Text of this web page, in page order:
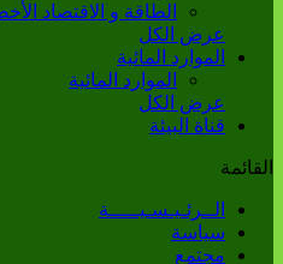
الطاقة و الاقتصاد
عرض الكل
الموارد المائية
الموارد المائية
عرض الكل
قناة البيئة
القائمة
الــرئـيـسـيـــــة
سياسة
مجتمع